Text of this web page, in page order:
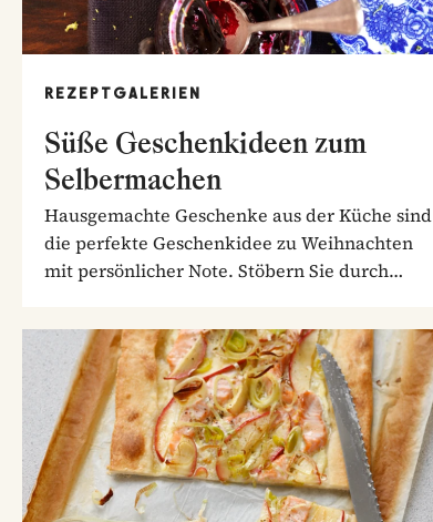
REZEPTGALERIEN
Süße Geschenkideen zum
Selbermachen
Hausgemachte Geschenke aus der Küche sind
die perfekte Geschenkidee zu Weihnachten
mit persönlicher Note. Stöbern Sie durch